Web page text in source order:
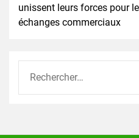
unissent leurs forces pour
échanges commerciaux